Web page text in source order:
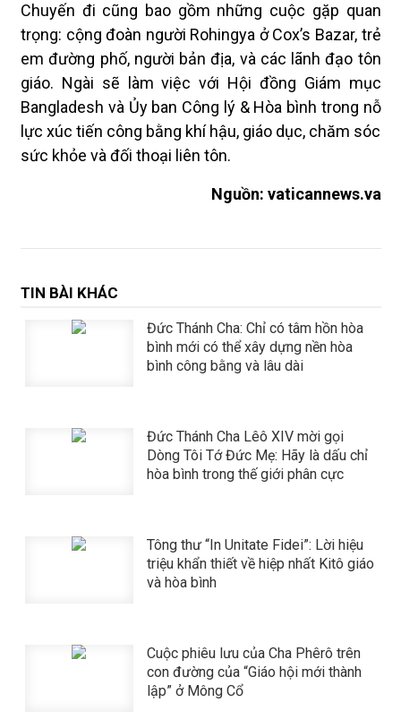
Chuyến đi cũng bao gồm những cuộc gặp quan
trọng: cộng đoàn người Rohingya ở Cox’s Bazar, trẻ
em đường phố, người bản địa, và các lãnh đạo tôn
giáo. Ngài sẽ làm việc với Hội đồng Giám mục
Bangladesh và Ủy ban Công lý & Hòa bình trong nỗ
lực xúc tiến công bằng khí hậu, giáo dục, chăm sóc
sức khỏe và đối thoại liên tôn.
Nguồn: vaticannews.va
TIN BÀI KHÁC
Đức Thánh Cha: Chỉ có tâm hồn hòa
bình mới có thể xây dựng nền hòa
bình công bằng và lâu dài
Đức Thánh Cha Lêô XIV mời gọi
Dòng Tôi Tớ Đức Mẹ: Hãy là dấu chỉ
hòa bình trong thế giới phân cực
Tông thư “In Unitate Fidei”: Lời hiệu
triệu khẩn thiết về hiệp nhất Kitô giáo
và hòa bình
Cuộc phiêu lưu của Cha Phêrô trên
con đường của “Giáo hội mới thành
lập” ở Mông Cổ